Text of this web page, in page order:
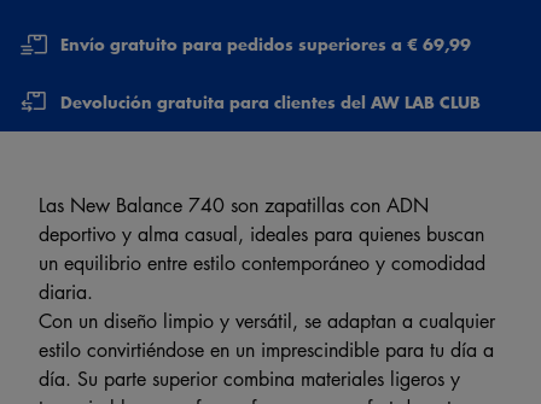
Envío gratuito para pedidos superiores a € 69,99
Devolución gratuita para clientes del AW LAB CLUB
Las New Balance 740 son zapatillas con ADN
deportivo y alma casual, ideales para quienes buscan
un equilibrio entre estilo contemporáneo y comodidad
diaria.
Con un diseño limpio y versátil, se adaptan a cualquier
estilo convirtiéndose en un imprescindible para tu día a
día. Su parte superior combina materiales ligeros y